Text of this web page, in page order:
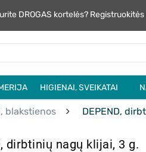
DROGAS kortelės?
HIGIENAI, SVEIKATAI
blakstienos DEPEND,
dirbtinių nagų klijai, 3 g.